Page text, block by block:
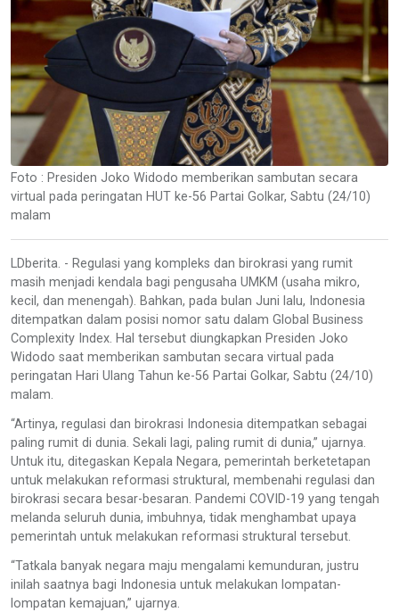
Foto : Presiden Joko Widodo memberikan sambutan secara
virtual pada peringatan HUT ke-56 Partai Golkar, Sabtu (24/10)
malam
LDberita. - Regulasi yang kompleks dan birokrasi yang rumit
masih menjadi kendala bagi pengusaha UMKM (usaha mikro,
kecil, dan menengah). Bahkan, pada bulan Juni lalu, Indonesia
ditempatkan dalam posisi nomor satu dalam Global Business
Complexity Index. Hal tersebut diungkapkan Presiden Joko
Widodo saat memberikan sambutan secara virtual pada
peringatan Hari Ulang Tahun ke-56 Partai Golkar, Sabtu (24/10)
malam.
“Artinya, regulasi dan birokrasi Indonesia ditempatkan sebagai
paling rumit di dunia. Sekali lagi, paling rumit di dunia,” ujarnya.
Untuk itu, ditegaskan Kepala Negara, pemerintah berketetapan
untuk melakukan reformasi struktural, membenahi regulasi dan
birokrasi secara besar-besaran. Pandemi COVID-19 yang tengah
melanda seluruh dunia, imbuhnya, tidak menghambat upaya
pemerintah untuk melakukan reformasi struktural tersebut.
“Tatkala banyak negara maju mengalami kemunduran, justru
inilah saatnya bagi Indonesia untuk melakukan lompatan-
lompatan kemajuan,” ujarnya.